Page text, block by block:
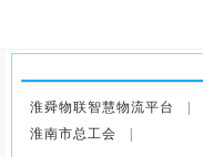
淮舜物联智慧物流平台
淮南市总工会